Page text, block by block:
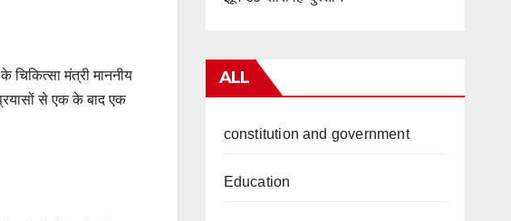
मंत्री माननीय
से एक के बाद एक
ALL
constitution and government
Education